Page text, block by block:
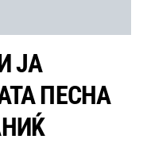
ЈА
ПЕСНА